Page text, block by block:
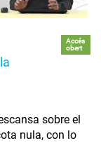
Accés
obert
sobre el
nula, con lo